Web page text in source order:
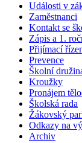
Události v
Zaměstnanci
Kontakt se
Zápis a 1.
Přijímací
Prevence
Školní
Kroužky
Pronájem
Školská rada
Žákovský
Odkazy na
Archiv